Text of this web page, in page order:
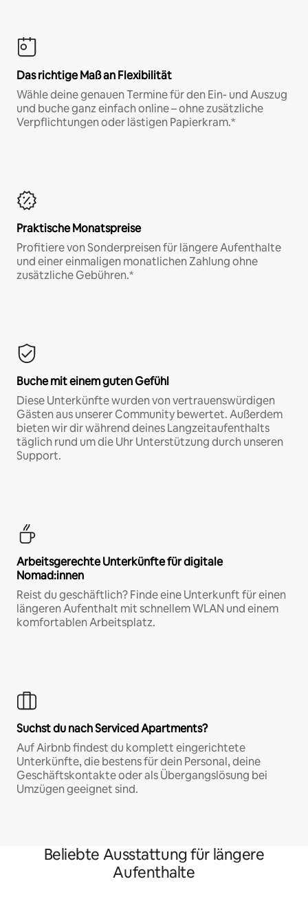
Das richtige Maß an Flexibilität
Wähle deine genauen Termine für den Ein- und Auszug
und buche ganz einfach online – ohne zusätzliche
Verpflichtungen oder lästigen Papierkram.*
Praktische Monatspreise
Profitiere von Sonderpreisen für längere Aufenthalte
und einer einmaligen monatlichen Zahlung ohne
zusätzliche Gebühren.*
Buche mit einem guten Gefühl
Diese Unterkünfte wurden von vertrauenswürdigen
Gästen aus unserer Community bewertet. Außerdem
bieten wir dir während deines Langzeitaufenthalts
täglich rund um die Uhr Unterstützung durch unseren
Support.
Arbeitsgerechte Unterkünfte für digitale
Nomad:innen
Reist du geschäftlich? Finde eine Unterkunft für einen
längeren Aufenthalt mit schnellem WLAN und einem
komfortablen Arbeitsplatz.
Suchst du nach Serviced Apartments?
Auf Airbnb findest du komplett eingerichtete
Unterkünfte, die bestens für dein Personal, deine
Geschäftskontakte oder als Übergangslösung bei
Umzügen geeignet sind.
Beliebte Ausstattung für längere
Aufenthalte